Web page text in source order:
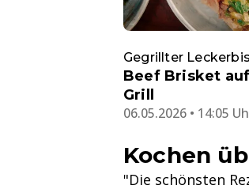
Gegrillter
Beef Brisket
Grill
06.05.2026 • 14:05
Kochen
"Die schönsten